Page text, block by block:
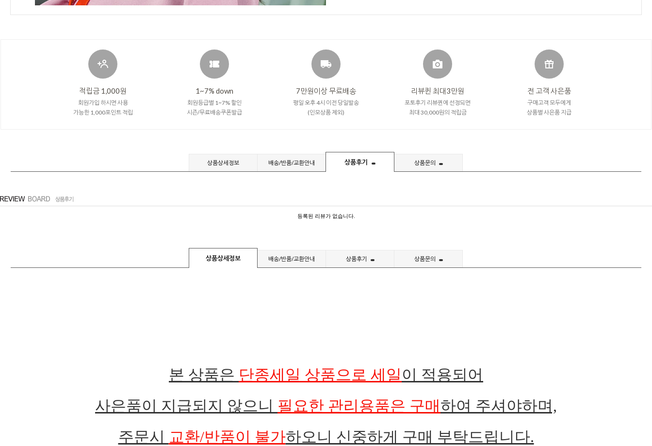
적립금 1,000원
회원가입 하시면 사용
가능한 1,000포인트 적립
1~7% down
회원등급별 1~7% 할인
시즌/무료배송쿠폰발급
7만원이상 무료배송
평일 오후 4시 이전 당일발송
(인모상품 제외)
리뷰퀸 최대3만원
포토후기 리뷰퀸에 선정되면
최대 30,000원의 적립금
전 고객 사은품
구매고객 모두에게
상품별 사은품 지급
상품상세정보 배송/반품/교환안내 상품후기 상품문의
등록된 리뷰가 없습니다.
상품상세정보 배송/반품/교환안내 상품후기 상품문의
본 상품은 단종세일 상품으로 세일이 적용되어
사은품이 지급되지 않으니 필요한 관리용품은 구매하여 주셔야하며,
주문시
교환/반품이 불가하오니 신중하게 구매 부탁드립니다.